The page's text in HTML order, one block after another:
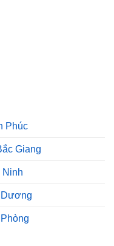
Phúc
Giang
Ninh